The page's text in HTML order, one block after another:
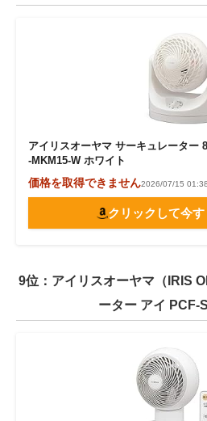
アイリスオーヤマ サーキュレーター
-MKM15-W ホワイト
価格を取得できません2026/07/15
クリックして今す
9位：アイリスオーヤマ（IRIS
ーター アイ PCF-